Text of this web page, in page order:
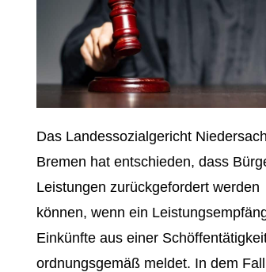
Das Landessozialgericht
Bremen hat entschieden, dass
Leistungen zurückgefordert werden
können, wenn ein
Einkünfte aus einer
ordnungsgemäß meldet. In dem